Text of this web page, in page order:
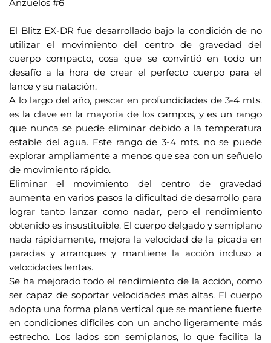
e
e
o
e
l
e
c
t
r
ó
n
i
c
o
p
a
r
a
u
Anzuelos #6
El Blitz EX-DR fue desarrollado bajo la condición de no
utilizar el movimiento del centro de gravedad del
cuerpo compacto, cosa que se convirtió en todo un
desafío a la hora de crear el perfecto cuerpo para el
lance y su natación.
A lo largo del año, pescar en profundidades de 3-4 mts.
es la clave en la mayoría de los campos, y es un rango
que nunca se puede eliminar debido a la temperatura
estable del agua. Este rango de 3-4 mts. no se puede
explorar ampliamente a menos que sea con un señuelo
de movimiento rápido.
Eliminar el movimiento del centro de gravedad
aumenta en varios pasos la dificultad de desarrollo para
lograr tanto lanzar como nadar, pero el rendimiento
obtenido es insustituible. El cuerpo delgado y semiplano
nada rápidamente, mejora la velocidad de la picada en
paradas y arranques y mantiene la acción incluso a
velocidades lentas.
Se ha mejorado todo el rendimiento de la acción, como
ser capaz de soportar velocidades más altas. El cuerpo
adopta una forma plana vertical que se mantiene fuerte
en condiciones difíciles con un ancho ligeramente más
estrecho. Los lados son semiplanos, lo que facilita la